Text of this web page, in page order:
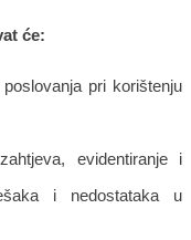
će:
pri korištenju
evidentiranje i
i nedostataka u